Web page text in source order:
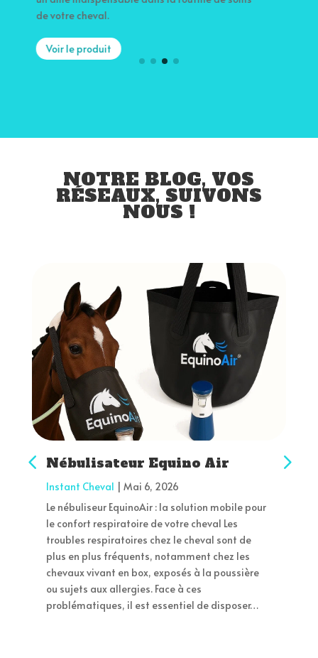
Voir le produit
NOTRE BLOG, VOS
RÉSEAUX, SUIVONS
NOUS !
Nébulisateur Equino Air
Instant Cheval
Mai 6, 2026
Le nébuliseur EquinoAir : la solution mobile pour
le confort respiratoire de votre cheval Les
troubles respiratoires chez le cheval sont de
plus en plus fréquents, notamment chez les
chevaux vivant en box, exposés à la poussière
ou sujets aux allergies. Face à ces
problématiques, il est essentiel de disposer…